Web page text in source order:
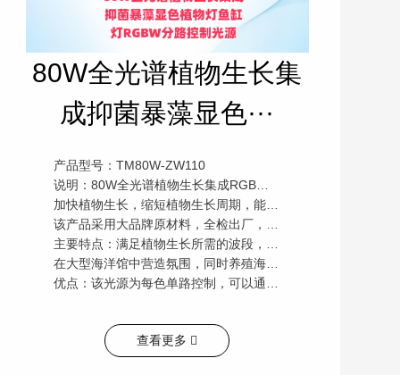
80W全光谱植物生长集
成抑菌暴藻显色···
产品型号：TM80W-ZW110
说明：80W全光谱植物生长集成RGBW光源，主要用于大棚或室内植物生长补光，
加快植物生长，缩短植物生长周期，能有效降低生产成本。红光采用双波段，也适用于鱼缸养殖藻类。
该产品采用大品牌原材料，全检出厂，质量有保障，质保2年。
主要特点：满足植物生长所需的波段，颜色为白光，主要模仿海洋环境，也可用于家庭小型鱼缸中，
在大型海洋馆中营造氛围，同时养殖海藻并增加海鱼的斑斓色彩。
优点：该光源为每色单路控制，可以通过调节电流大小，得到不同波形
查看更多